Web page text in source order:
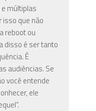
múltiplas
que não
reboot ou
disso é ser tanto
É
audiências. Se
você entende
ele